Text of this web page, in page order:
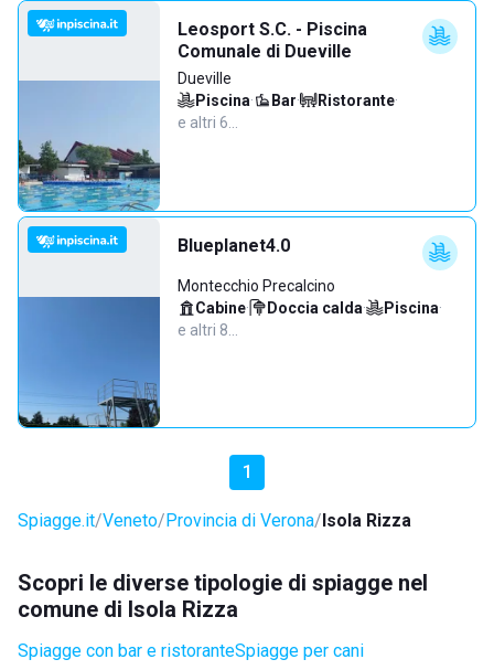
Leosport S.C. - Piscina
Comunale di Dueville
Dueville
Piscina· Bar· Ristorante·
e altri 6…
Blueplanet4.0
Montecchio Precalcino
Cabine· Doccia calda· Piscina·
e altri 8…
1
Spiagge.it Veneto Provincia di Verona Isola Rizza
Scopri le diverse tipologie di spiagge nel
comune di Isola Rizza
Spiagge con bar e ristoranteSpiagge per cani